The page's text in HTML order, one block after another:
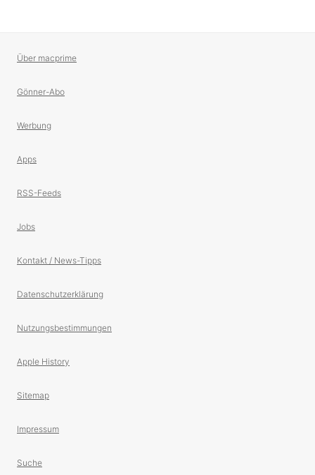
Über macprime
Gönner-Abo
Werbung
Apps
RSS-Feeds
Jobs
Kontakt / News-Tipps
Datenschutzerklärung
Nutzungsbestimmungen
Apple History
Sitemap
Impressum
Suche